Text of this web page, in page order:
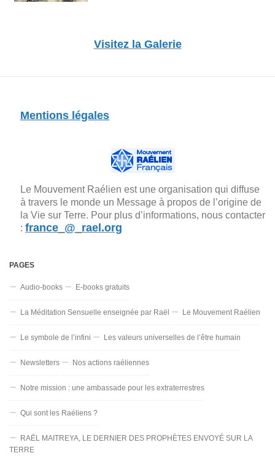
Visitez la Galerie
Mentions légales
Le Mouvement Raélien est une organisation qui diffuse
à travers le monde un Message à propos de l’origine de
la Vie sur Terre. Pour plus d’informations, nous contacter
: france_@_rael.org
PAGES
Audio-books E-books gratuits
La Méditation Sensuelle enseignée par Raël Le Mouvement Raélien
Le symbole de l’infini Les valeurs universelles de l’être humain
Newsletters Nos actions raéliennes
Notre mission : une ambassade pour les extraterrestres
Qui sont les Raéliens ?
RAËL MAITREYA, LE DERNIER DES PROPHÈTES ENVOYÉ SUR LA
TERRE